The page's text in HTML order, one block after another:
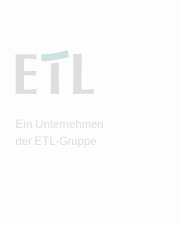
Ein Unternehmen
der ETL-Gruppe